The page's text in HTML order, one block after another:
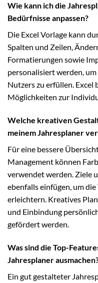
Wie kann ich die
Bedürfnisse anpassen?
Die Excel Vorlage kann
Spalten und Zeilen,
Formatierungen sowie
personalisiert werden,
Nutzers zu erfüllen. Excel
Möglichkeiten zur
Welche kreativen
meinem Jahresplaner
Für eine bessere
Management können
verwendet werden. Ziele
ebenfalls einfügen, um
erleichtern. Kreatives
und Einbindung
gefördert werden.
Was sind die Top-
Jahresplaner
Ein gut gestalteter